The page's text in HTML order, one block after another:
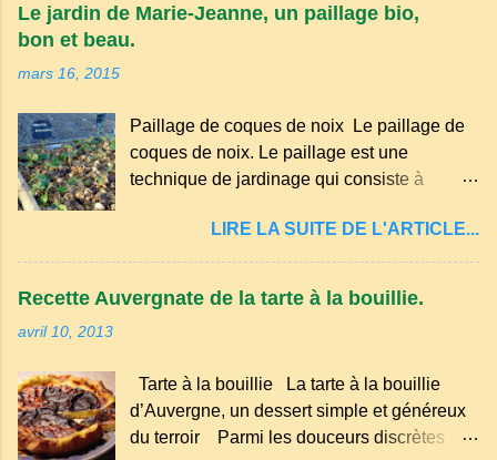
et est classé parmi les dialectes du nord-
Par exemple, on trouve des mots typiques
comme "agourer" (s'accroupir) ou "aze"
(âne, utilisé aussi pour désigner quelqu'un
Auvergne particulièrement du Puy-de-
Dôme . A Adrillier : arbres de la famille...
Le jardin de Marie-Jeanne, un paillage bio,
bon et beau.
mars 16, 2015
Paillage de coques de noix Le paillage de
coques de noix. Le paillage est une
technique de jardinage qui consiste à
organiques, minéraux ou synthétiques pour
le protéger et améliorer sa fertilité. Il
présente plusieurs avantages : Réduction
des arrosages : Le paillage limite
empêche la lumière d'atteindre le sol, ce qui
freine la germination des adventices.
Protection contre les intempéries : Il
LIRE LA SUITE DE L'ARTICLE...
Recette Auvergnate de la tarte à la bouillie.
avril 10, 2013
Tarte à la bouillie La tarte à la bouillie
d’Auvergne, un dessert simple et généreux
du terroir Parmi les douceurs discrètes